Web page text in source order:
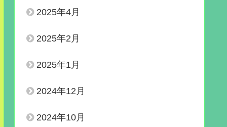
2025年4月
2025年2月
2025年1月
2024年12月
2024年10月